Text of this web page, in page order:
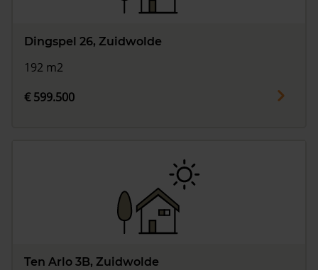
Dingspel 26, Zuidwolde
192 m2
€ 599.500
Ten Arlo 3B, Zuidwolde